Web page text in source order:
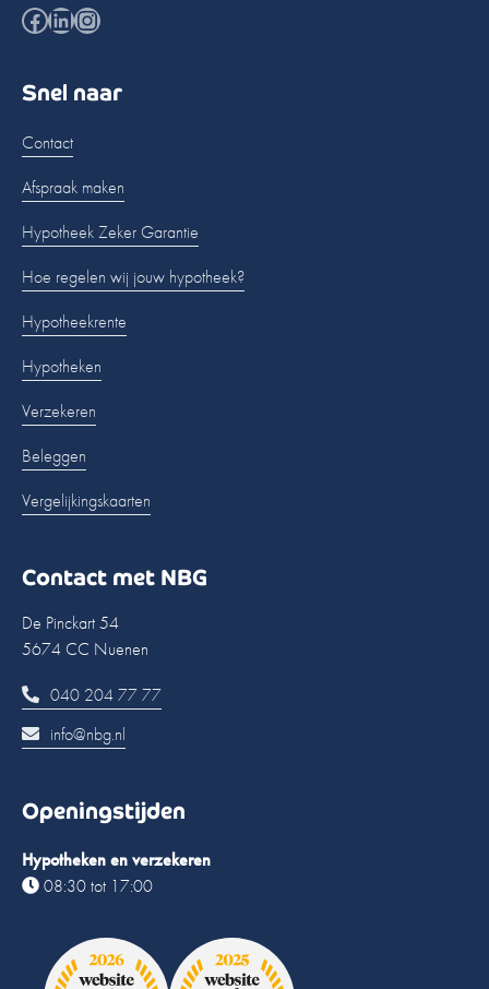
Facebook
LinkedIn
Instagram
Snel naar
Contact
Afspraak maken
Hypotheek Zeker Garantie
Hoe regelen wij jouw hypotheek?
Hypotheekrente
Hypotheken
Verzekeren
Beleggen
Vergelijkingskaarten
Contact met NBG
De Pinckart 54
5674 CC Nuenen
040 204 77 77
info@nbg.nl
Openingstijden
Hypotheken en verzekeren
08:30 tot 17:00